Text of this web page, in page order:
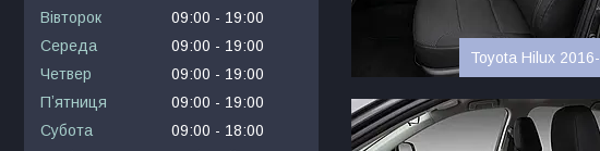
Toyota Hilux 2016-
Вівторок
09:00
19:00
Середа
09:00
19:00
Четвер
09:00
19:00
Пʼятниця
09:00
19:00
Субота
09:00
18:00